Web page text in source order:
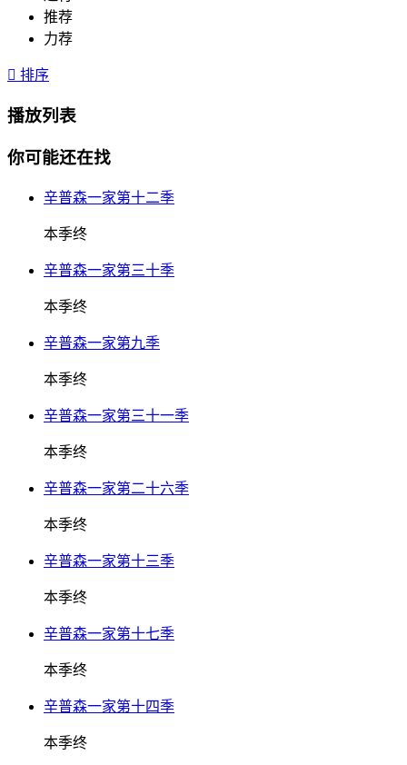
推荐
力荐
 排序
播放列表
你可能还在找
辛普森一家第十二季
本季终
辛普森一家第三十季
本季终
辛普森一家第九季
本季终
辛普森一家第三十一季
本季终
辛普森一家第二十六季
本季终
辛普森一家第十三季
本季终
辛普森一家第十七季
本季终
辛普森一家第十四季
本季终